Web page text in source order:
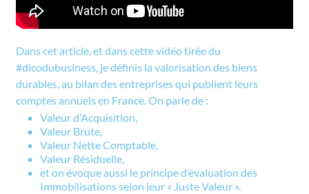
Dans cet article, et dans cette vidéo tirée du
#dicodubusiness, je définis la valorisation des biens
durables, au bilan des entreprises qui publient leurs
comptes annuels en France. On parle de :
Valeur d’Acquisition,
Valeur Brute,
Valeur Nette Comptable,
Valeur Résiduelle,
et on évoque aussi le principe d’évaluation des
Immobilisations selon leur « Juste Valeur ».